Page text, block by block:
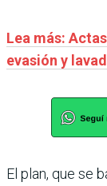
Lea más:
evasión y
El plan, que se